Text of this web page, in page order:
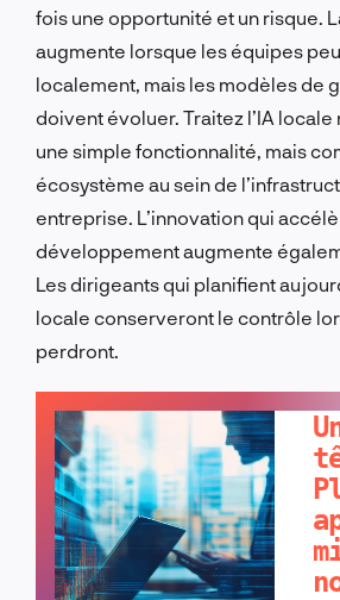
fois une opportunité et un risque.
augmente lorsque les équipes
localement, mais les modèles de
doivent évoluer. Traitez l’IA locale
une simple fonctionnalité, mais
écosystème au sein de
entreprise. L’innovation qui
développement augmente
Les dirigeants qui planifient
locale conserveront le contrôle
perdront.